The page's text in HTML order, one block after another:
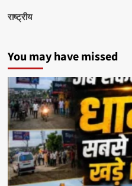
राष्ट्रीय
You may have missed